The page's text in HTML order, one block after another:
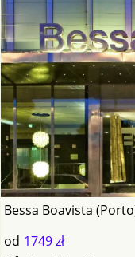
Bessa Boavista
od 1749 zł